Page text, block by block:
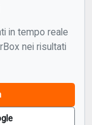
in tempo reale
nei risultati